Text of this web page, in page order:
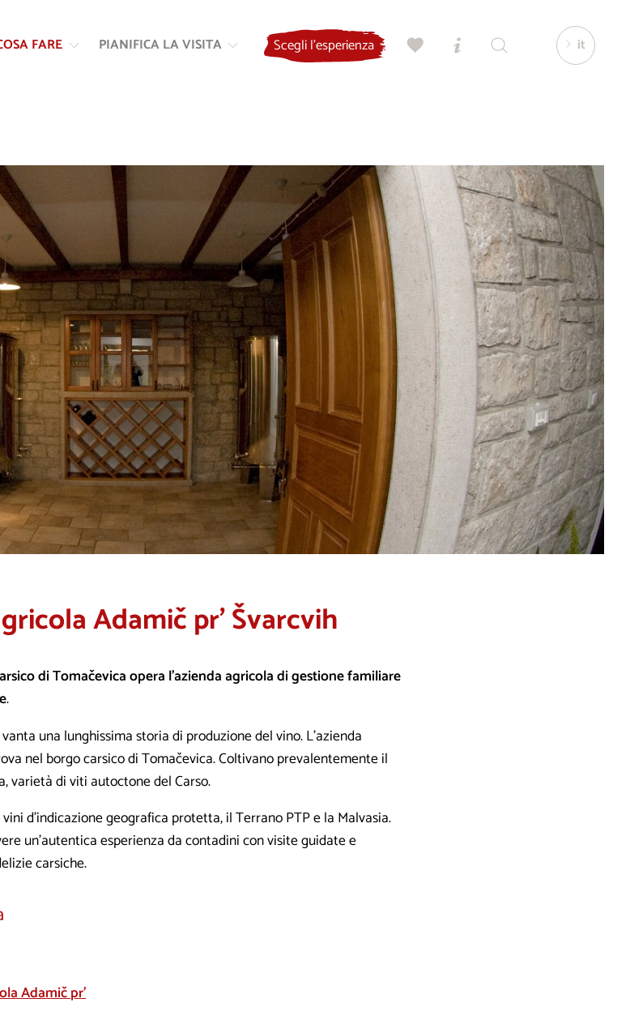
alla
FARE PIANIFICA LA VISITA Scegli l'esperienza it
Adamič pr’ Švarcvih
di Tomačevica opera l’azienda agricola di gestione familiare
.
una lunghissima storia di produzione del vino. L’azienda
nel borgo carsico di Tomačevica. Coltivano prevalentemente il
varietà di viti autoctone del Carso.
d’indicazione geografica protetta, il Terrano PTP e la Malvasia.
un’autentica esperienza da contadini con visite guidate e
carsiche.
Adamič pr’